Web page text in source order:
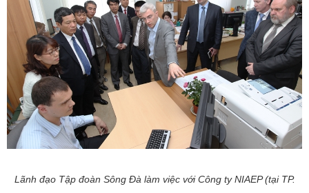
Lãnh đạo Tập đoàn Sông Đà làm việc với Công ty NIAEP (tại TP.